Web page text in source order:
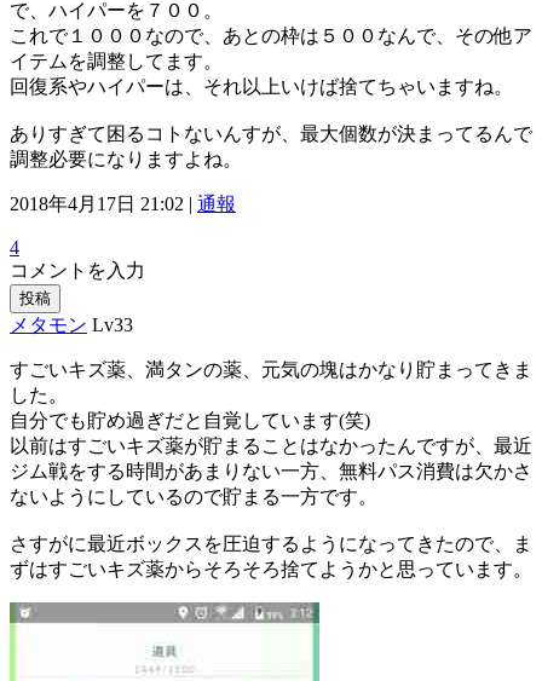
で、ハイパーを７００。
これで１０００なので、あとの枠は５００なんで、その他ア
イテムを調整してます。
回復系やハイパーは、それ以上いけば捨てちゃいますね。
ありすぎて困るコトないんすが、最大個数が決まってるんで
調整必要になりますよね。
2018年4月17日 21:02 | 通報
4
コメントを入力
投稿
メタモン Lv33
すごいキズ薬、満タンの薬、元気の塊はかなり貯まってきま
した。
自分でも貯め過ぎだと自覚しています(笑)
以前はすごいキズ薬が貯まることはなかったんですが、最近
ジム戦をする時間があまりない一方、無料パス消費は欠かさ
ないようにしているので貯まる一方です。
さすがに最近ボックスを圧迫するようになってきたので、ま
ずはすごいキズ薬からそろそろ捨てようかと思っています。